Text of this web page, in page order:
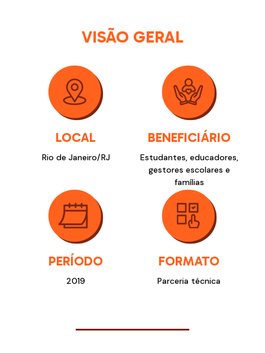
VISÃO GERAL
LOCAL
Rio de Janeiro/RJ
BENEFICIÁRIO
Estudantes, educadores,
gestores escolares e
famílias
PERÍODO
2019
FORMATO
Parceria técnica